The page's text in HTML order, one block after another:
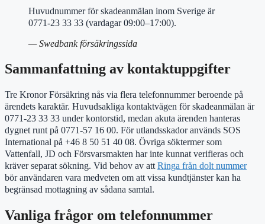
Huvudnummer för skadeanmälan inom Sverige är
0771-23 33 33 (vardagar 09:00–17:00).
— Swedbank försäkringssida
Sammanfattning av kontaktuppgifter
Tre Kronor Försäkring nås via flera telefonnummer beroende på
ärendets karaktär. Huvudsakliga kontaktvägen för skadeanmälan är
0771-23 33 33 under kontorstid, medan akuta ärenden hanteras
dygnet runt på 0771-57 16 00. För utlandsskador används SOS
International på +46 8 50 51 40 08. Övriga söktermer som
Vattenfall, JD och Försvarsmakten har inte kunnat verifieras och
kräver separat sökning. Vid behov av att Ringa från dolt nummer
bör användaren vara medveten om att vissa kundtjänster kan ha
begränsad mottagning av sådana samtal.
Vanliga frågor om telefonnummer